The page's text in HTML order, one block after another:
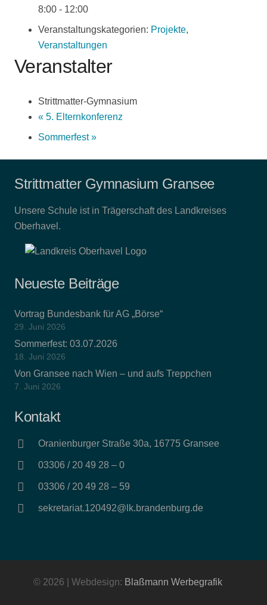
8:00 - 12:00
Veranstaltungskategorien: Projekte,
Veranstaltungen
Veranstalter
Strittmatter-Gymnasium
« 5. Elternkonferenz
Sommerfest»
Strittmatter Gymnasium Gransee
Unsere Schule ist in Trägerschaft des Landkreises
Oberhavel.
Neueste Beiträge
Vortrag Bundesbank für AG „Börse“
29. Juni 2026
Sommerfest: 03.07.2026
18. Juni 2026
Von Gransee nach Wien – und aufs Treppchen
7. Juni 2026
Kontakt
Oranienburger Straße 30a, 16775 Gransee
03306 / 20 49 28 – 0
03306 / 20 49 28 – 59
sekretariat.120492@lk.brandenburg.de
© 2026 | Webdesign: Blaßmann Werbegrafik